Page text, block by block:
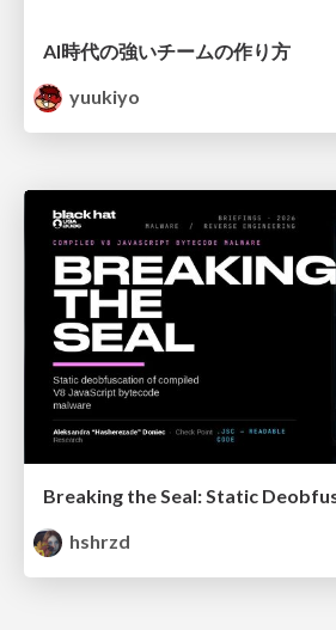
AI時代の強いチームの作り方
yuukiyo
hshrzd